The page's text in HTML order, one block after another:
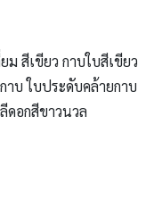
ม สีเขียว กาบใบสีเขียว
บ ใบประดับคล้ายกาบ
ดอกสีขาวนวล